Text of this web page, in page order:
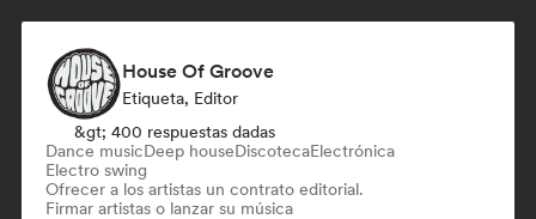
House Of Groove
Etiqueta, Editor
&gt; 400 respuestas dadas
Dance musicDeep houseDiscotecaElectrónica
Electro swing
Ofrecer a los artistas un contrato editorial.
Firmar artistas o lanzar su música